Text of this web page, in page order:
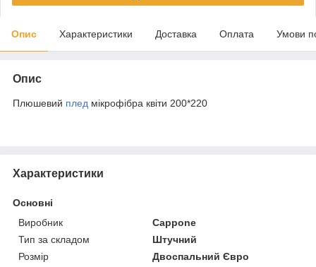
Опис Характеристики Доставка Оплата Умови
Опис
Плюшевий плед мікрофібра квіти 200*220
Характеристики
Основні
Виробник
Cappone
Тип за складом
Штучний
Розмір
Двоспальний Євро